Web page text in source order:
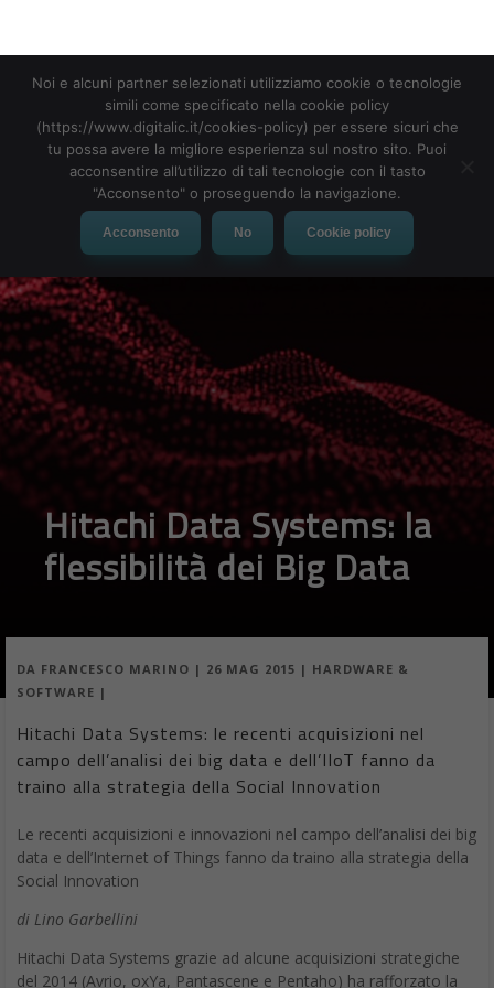
Hitachi Data Systems: la
flessibilità dei Big Data
SOFTWARE|
Hitachi Data Systems: le recenti acquisizioni nel
campo dell’analisi dei big data e dell’IIoT fanno da
traino alla strategia della Social Innovation
Le recenti acquisizioni e innovazioni nel campo dell’analisi dei big
data e dell’Internet of Things fanno da traino alla strategia della
Social Innovation
di Lino Garbellini
del 2014 (Avrio, oxYa, Pantascene e Pentaho) ha rafforzato la
presenza in ambito la Social Innovation con lo scopo di
supportare aziende pubbliche e private nell’analisi dei dati a
tu possa avere la migliore esperienza sul nostro sito. Puoi
acconsentire all’utilizzo di tali tecnologie con il tasto
"Acconsento" o proseguendo la navigazione.
Acconsento No Cookie policy